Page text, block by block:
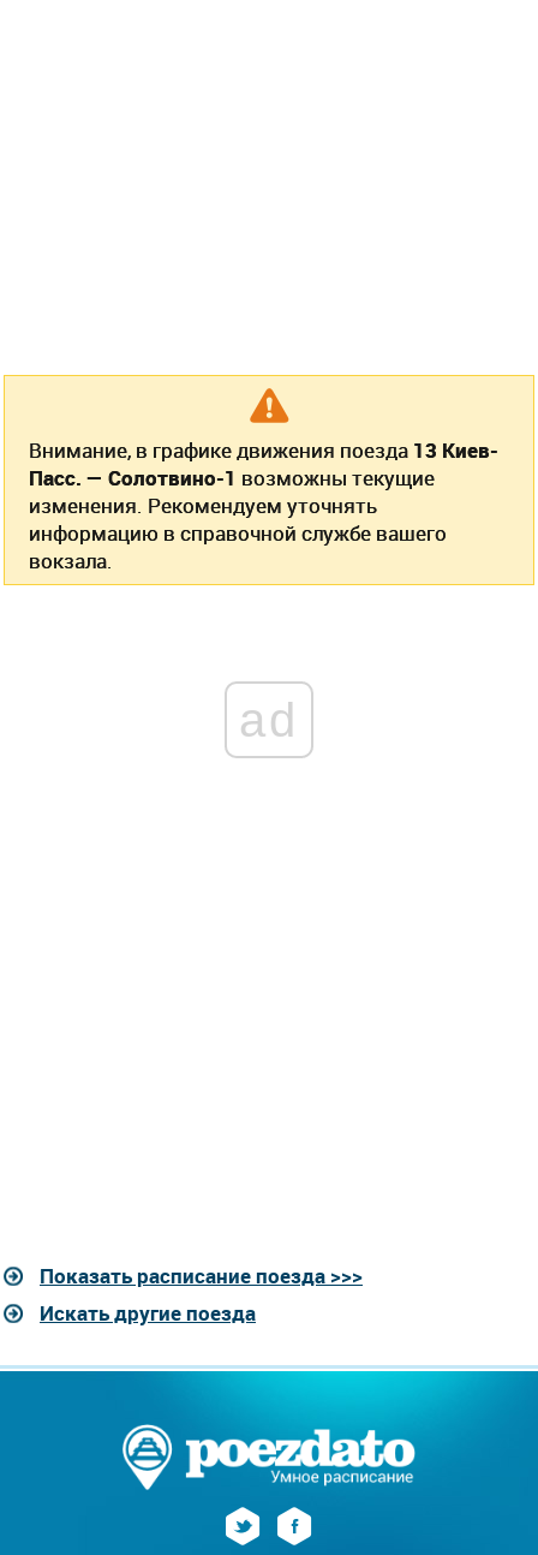
Внимание, в графике движения поезда 13 Киев-
Пасс. — Солотвино-1 возможны текущие
изменения. Рекомендуем уточнять
информацию в справочной службе вашего
вокзала.
ad
Показать расписание поезда >>>
Искать другие поезда